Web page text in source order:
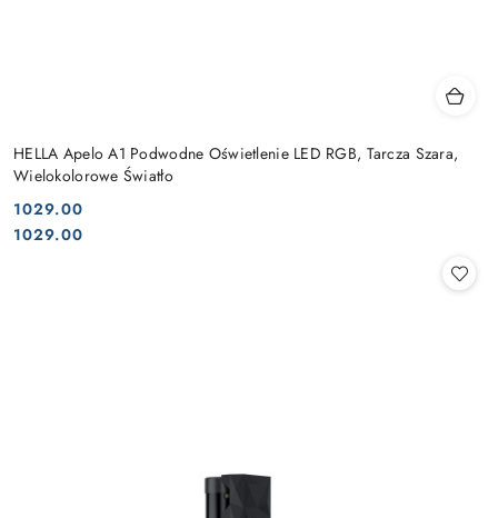
HELLA Apelo A1 Podwodne Oświetlenie LED RGB, Tarcza Szara,
Wielokolorowe Światło
Cena:
1029.00
Cena:
1029.00